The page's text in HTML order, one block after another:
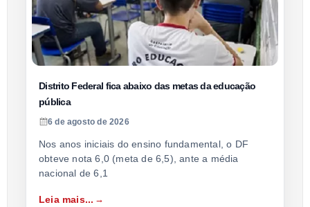
Distrito Federal fica abaixo das metas da educação
pública
6 de agosto de 2026
Nos anos iniciais do ensino fundamental, o DF
obteve nota 6,0 (meta de 6,5), ante a média
nacional de 6,1
Leia mais...